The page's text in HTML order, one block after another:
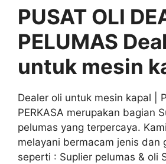
PUSAT OLI
PELUMAS
untuk mesin
Dealer oli untuk mesin kapal |
PERKASA merupakan bagian
pelumas yang terpercaya. Kami
melayani bermacam jenis dan
seperti : Suplier pelumas & oli